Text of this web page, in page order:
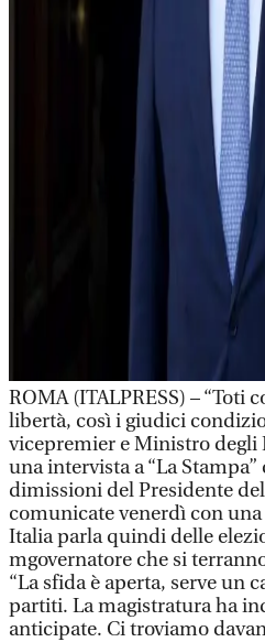
ROMA (ITALPRESS) – “Toti
libertà, così i giudici
vicepremier e Ministro degli
una intervista a “La
dimissioni del Presidente
comunicate venerdì con
Italia parla quindi delle
mgovernatore che si
“La sfida è aperta, serve un
partiti. La magistratura ha
anticipate. Ci troviamo